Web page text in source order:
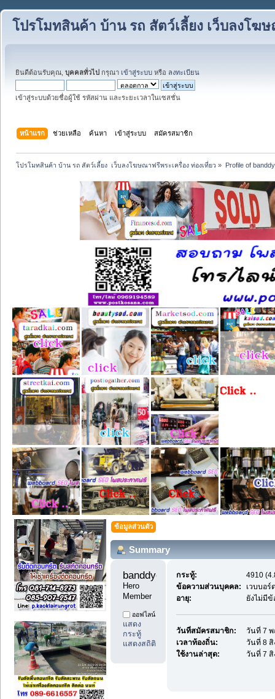
โปรโมทสินค้า บ้าน รถ สัตว์เลี้ยง เว็บลงโฆ
ยินดีต้อนรับคุณ, บุคคลทั่วไป กรุณา เข้าสู่ระบบ หรือ ลงทะเบียน
เข้าสู่ระบบด้วยชื่อผู้ใช้ รหัสผ่าน และระยะเวลาในเซสชั่น
หน้าแรก ช่วยเหลือ ค้นหา เข้าสู่ระบบ สมัครสมาชิก
โปรโมทสินค้า บ้าน รถ สัตว์เลี้ยง  เว็บลงโฆษณาฟรีพระเครื่อง ท่องเที่ยว » Profile of
ข้อมูลส่วนตัว
Summary
Hero
Member
ออฟไลน์
แสดง
กระทู้
แสดงสถิติ
กระทู้:
4910
ข้อความส่วนบุคคล:
เวบบอ
อายุ:
ยังไม่มี
วันที่สมัครสมาชิก:
วันที่ 7 พ
เวลาท้องถิ่น:
วันที่ 8 สิ
ใช้งานล่าสุด:
วันที่ 7 สิ